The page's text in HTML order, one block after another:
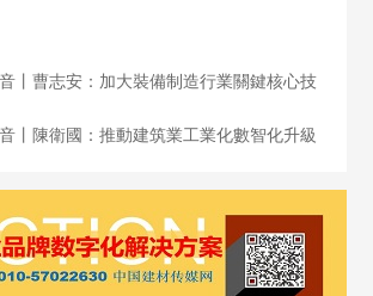
丨曹志安：加大裝備制造行業關鍵核心技
丨陳衛國：推動建筑業工業化數智化升級